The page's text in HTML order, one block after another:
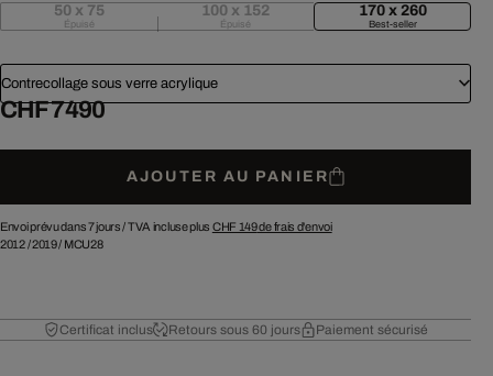
50 x 75
Épuisé
100 x 152
Épuisé
170 x 260
Best-seller
Contrecollage sous verre acrylique
CHF 7 490
AJOUTER AU PANIER
Envoi prévu dans 7 jours /TVA incluse plus CHF 149de frais d'envoi
2012/2019/ MCU28
Certificat inclus Retours sous 60 jours Paiement sécurisé